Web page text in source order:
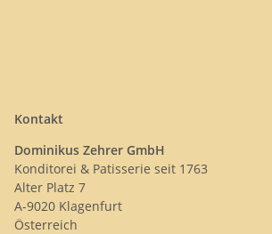
Kontakt
Dominikus Zehrer GmbH
Konditorei & Patisserie seit 1763
Alter Platz 7
A-9020 Klagenfurt
Österreich